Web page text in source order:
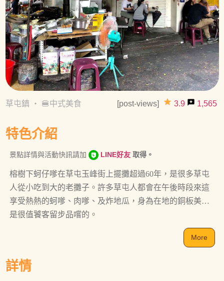
草屯鎮 ・ 🍔中式美食 [post-views] grade 3.9 reviews 1,565
特色介紹
景點詳情與活動快訊請加 LINE好友 取得。
榕樹下蚵仔嗲在草屯玉峰街上擺攤超過60年，是很多草屯
人從小吃到大的老攤子。許多草屯人都會在午後時段來這
享受熱熱的蚵嗲、肉嗲、及炸地瓜，身為在地的銅板美食
是很值饕客留步品嚐的。
More
詳情